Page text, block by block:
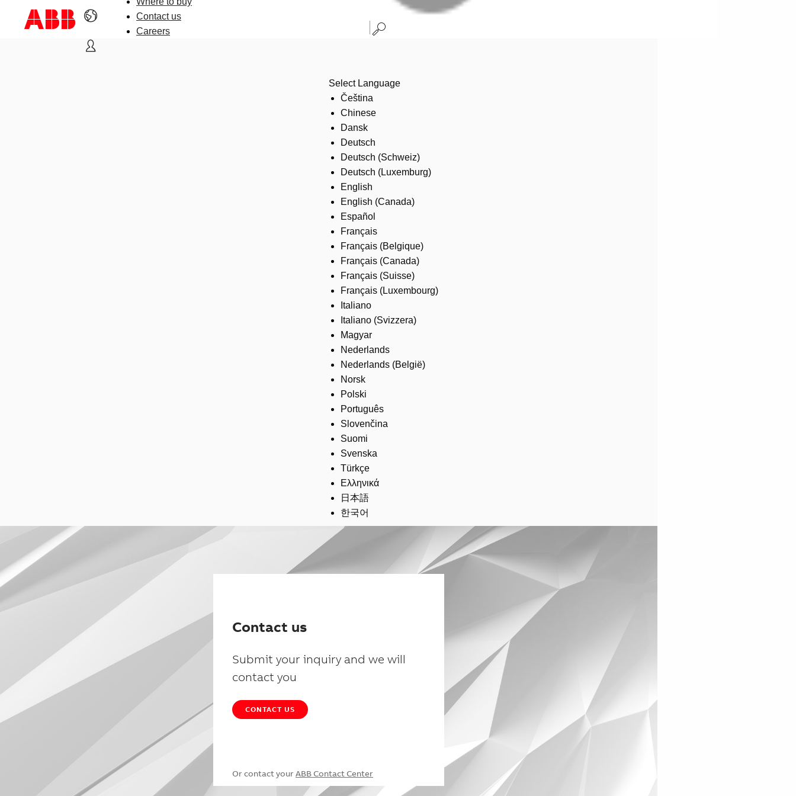
Contact us
Careers
Select Language
Čeština
Chinese
Dansk
Deutsch
Deutsch (Schweiz)
Deutsch (Luxemburg)
English
English (Canada)
Español
Français
Français (Belgique)
Français (Canada)
Français (Suisse)
Français (Luxembourg)
Italiano
Italiano (Svizzera)
Magyar
Nederlands
Nederlands (België)
Norsk
Polski
Português
Slovenčina
Suomi
Svenska
Türkçe
Ελληνικά
日本語
한국어
Contact us
Submit your inquiry and we will
contact you
CONTACT US
Or contact your ABB Contact Center